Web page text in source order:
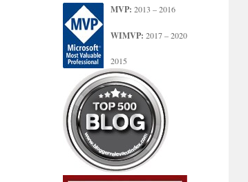
MVP: 2013 – 2016
WIMVP: 2017 – 2020
2015